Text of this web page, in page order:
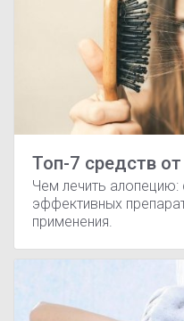
Топ-7 средств
Чем лечить
эффективных
применения.